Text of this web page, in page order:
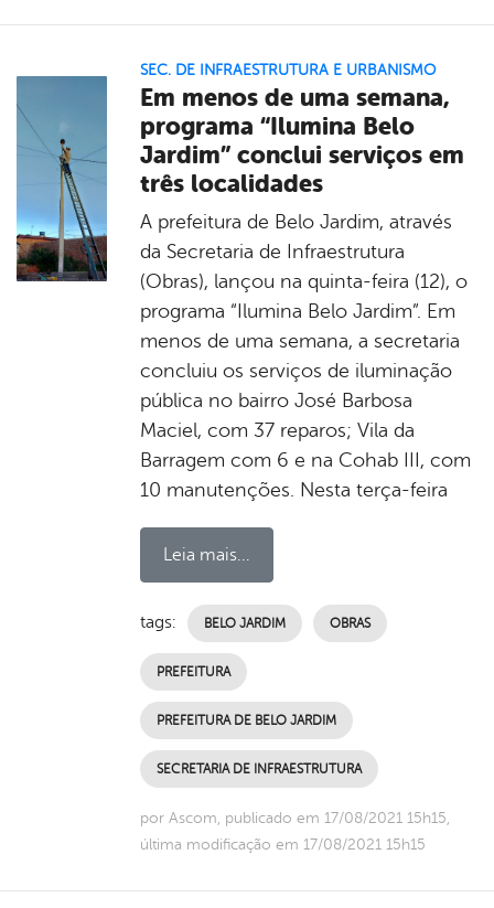
SEC. DE INFRAESTRUTURA E URBANISMO
Em menos de uma semana,
programa “Ilumina Belo
Jardim” conclui serviços em
três localidades
A prefeitura de Belo Jardim, através
da Secretaria de Infraestrutura
(Obras), lançou na quinta-feira (12), o
programa “Ilumina Belo Jardim”. Em
menos de uma semana, a secretaria
concluiu os serviços de iluminação
pública no bairro José Barbosa
Maciel, com 37 reparos; Vila da
Barragem com 6 e na Cohab III, com
10 manutenções. Nesta terça-feira
Leia mais...
tags: BELO JARDIM OBRAS
PREFEITURA
PREFEITURA DE BELO JARDIM
SECRETARIA DE INFRAESTRUTURA
por Ascom, publicado em 17/08/2021 15h15,
última modificação em 17/08/2021 15h15